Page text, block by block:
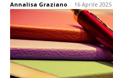
Annalisa Graziano - 16 Aprile 2025